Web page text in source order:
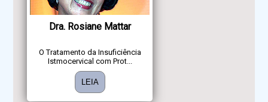
Dra. Rosiane Mattar
O Tratamento da Insuficiência
Istmocervical com Prot...
LEIA